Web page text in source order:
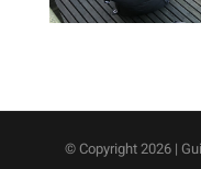
© Copyright2026 |